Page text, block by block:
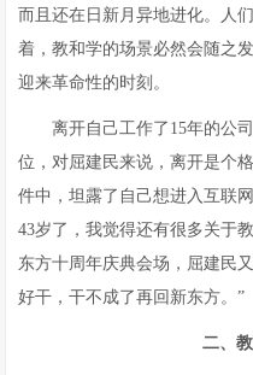
而且还在日新月异地进化。人
着，教和学的场景必然会随之
迎来革命性的时刻。
离开自己工作了15年的公
位，对屈建民来说，离开是个
件中，坦露了自己想进入互联
43岁了，我觉得还有很多关于
东方十周年庆典会场，屈建民
好干，干不成了再回新东方。”
二、